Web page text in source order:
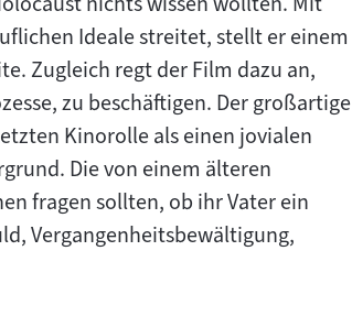
Ideale streitet, stellt er einem
Zugleich regt der Film dazu an,
zu beschäftigen. Der großartige
Kinorolle als einen jovialen
Die von einem älteren
fragen sollten, ob ihr Vater ein
Vergangenheitsbewältigung,